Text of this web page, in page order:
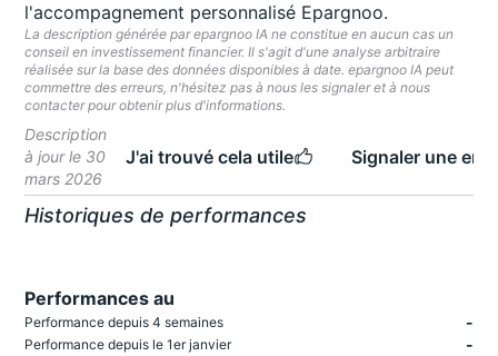
l'accompagnement personnalisé Epargnoo.
La description générée par epargnoo IA ne constitue en aucun cas un
conseil en investissement financier. Il s'agit d'une analyse arbitraire
réalisée sur la base des données disponibles à date. epargnoo IA peut
commettre des erreurs, n'hésitez pas à nous les signaler et à nous
contacter pour obtenir plus d'informations.
Description
à jour le 30
mars 2026
J'ai trouvé cela utile Signaler une
Historiques de performances
Performances au
Performance depuis 4 semaines -
Performance depuis le 1er janvier -